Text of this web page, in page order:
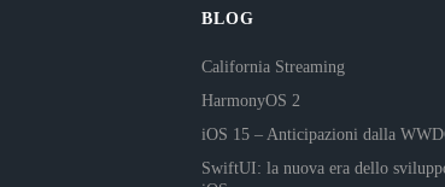
BLOG
California Streaming
HarmonyOS 2
iOS 15 – Anticipazioni dalla
SwiftUI: la nuova era dello